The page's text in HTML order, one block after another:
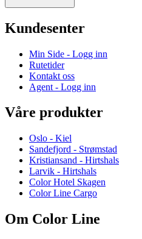
Kundesenter
Min Side - Logg inn
Rutetider
Kontakt oss
Agent - Logg inn
Våre produkter
Oslo - Kiel
Sandefjord - Strømstad
Kristiansand - Hirtshals
Larvik - Hirtshals
Color Hotel Skagen
Color Line Cargo
Om Color Line